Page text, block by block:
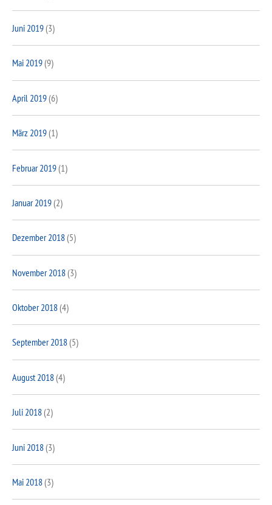
Juni 2019(3)
Mai 2019(9)
April 2019(6)
März 2019(1)
Februar 2019(1)
Januar 2019(2)
Dezember 2018(5)
November 2018(3)
Oktober 2018(4)
September 2018(5)
August 2018(4)
Juli 2018(2)
Juni 2018(3)
Mai 2018(3)